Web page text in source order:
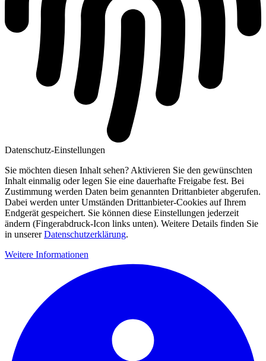
Datenschutz-Einstellungen
Sie möchten diesen Inhalt sehen? Aktivieren Sie den gewünschten
Inhalt einmalig oder legen Sie eine dauerhafte Freigabe fest. Bei
Zustimmung werden Daten beim genannten Drittanbieter abgerufen.
Dabei werden unter Umständen Drittanbieter-Cookies auf Ihrem
Endgerät gespeichert. Sie können diese Einstellungen jederzeit
ändern (Fingerabdruck-Icon links unten). Weitere Details finden Sie
in unsererDatenschutzerklärung.
Weitere Informationen